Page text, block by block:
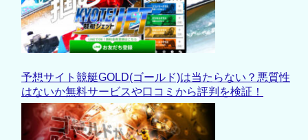
予想サイト競艇GOLD(ゴールド)は当たらない？悪質性
はないか無料サービスや口コミから評判を検証！